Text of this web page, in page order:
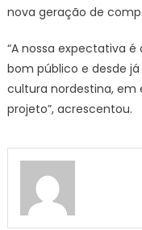
nova geração de
“A nossa expectativa
bom público e desde
cultura nordestina, em
projeto”, acrescentou.